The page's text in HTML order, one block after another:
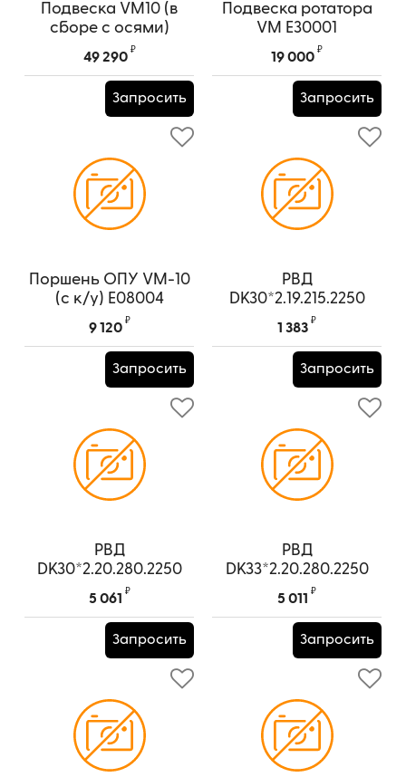
Подвеска VM10 (в
сборе с осями)
49 290
₽
Запросить
Подвеска ротатора
VM E30001
E30001
19 000
₽
Запросить
Поршень ОПУ VM-10
(с к/у) E08004
E08004
9 120
₽
Запросить
РВД
DK30*2.19.215.2250
0/90
1 383
₽
Запросить
РВД
DK30*2.20.280.2250
0/90
5 061
₽
Запросить
РВД
DK33*2.20.280.2250
0/90
5 011
₽
Запросить